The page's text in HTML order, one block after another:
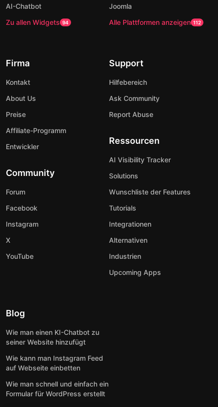
AI-Chatbot
Zu allen Widgets 94
Joomla
Alle Plattformen anzeigen 112
Firma
Kontakt
About Us
Preise
Affiliate-Programm
Entwickler
Community
Forum
Facebook
Instagram
X
YouTube
Support
Hilfebereich
Ask Community
Report Abuse
Ressourcen
AI Visibility Tracker
Solutions
Wunschliste der Features
Tutorials
Integrationen
Alternativen
Industrien
Upcoming Apps
Blog
Wie man einen KI-Chatbot zu
seiner Website hinzufügt
Wie kann man Instagram Feed
auf Webseite einbetten
Wie man schnell und einfach ein
Formular für WordPress erstellt